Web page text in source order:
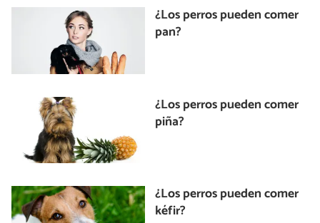
¿Los perros pueden comer
pan?
¿Los perros pueden comer
piña?
¿Los perros pueden comer
kéfir?